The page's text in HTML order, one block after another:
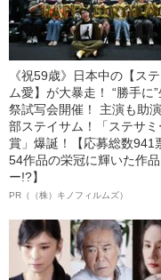
《祝59歳》日本中の【ス
ム愛】が大暴走！ “勝手に
祭試写会開催！ 主演も助
部ステイサム！「ステサミ
賞」爆誕！【応募総数941
54作品の栄冠に輝いた作
ー!?】
PR（（株）キノフィルムズ）